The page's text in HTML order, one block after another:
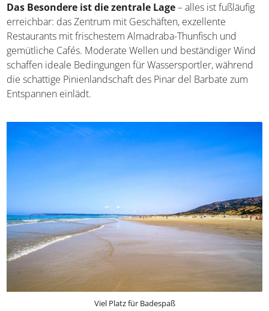
Das Besondere ist die zentrale Lage– alles ist fußläufig
erreichbar: das Zentrum mit Geschäften, exzellente
Restaurants mit frischestem Almadraba-Thunfisch und
gemütliche Cafés. Moderate Wellen und beständiger Wind
schaffen ideale Bedingungen für Wassersportler, während
die schattige Pinienlandschaft des Pinar del Barbate zum
Entspannen einlädt.
Viel Platz für Badespaß